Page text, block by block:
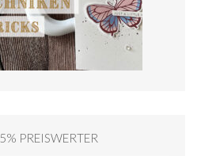
PREISWERTER